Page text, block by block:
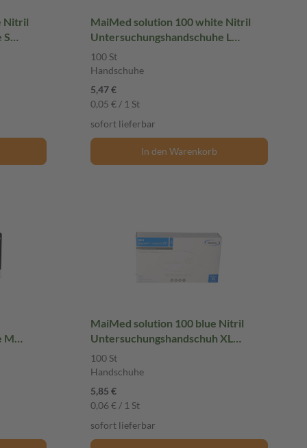
Nitril
S
MaiMed solution 100 white Nitril
Untersuchungshandschuhe L
ungepudert 100 St Handschuhe
100 St
Handschuhe
5,47 €
0,05 € / 1 St
sofort lieferbar
In den Warenkorb
M
MaiMed solution 100 blue Nitril
Untersuchungshandschuh XL
ungepudert 100 St Handschuhe
100 St
Handschuhe
5,85 €
0,06 € / 1 St
sofort lieferbar